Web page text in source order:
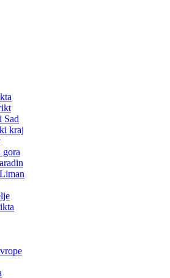
Sad
kraj
gora